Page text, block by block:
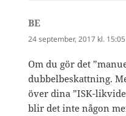
BE
24 september, 2017 kl. 15:05
Om du gör det
dubbelbeskattning.
över dina ”ISK-
blir det inte någon